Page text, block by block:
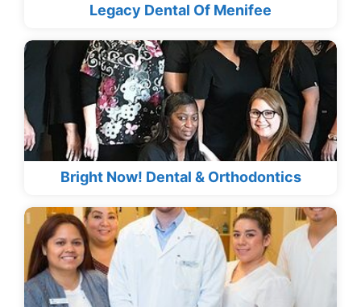
Legacy Dental Of Menifee
Bright Now! Dental & Orthodontics